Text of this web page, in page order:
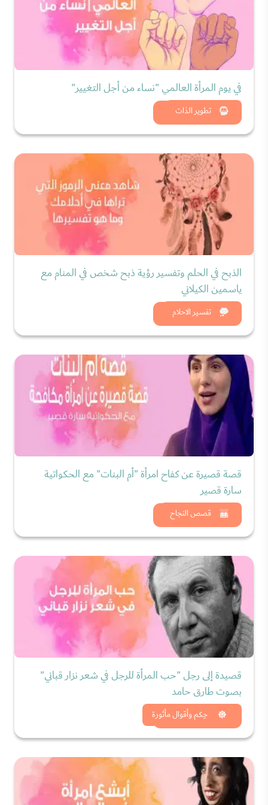
تطوير الذات
في يوم المرأة العالمي "نساء من أجل التغيير"
شاهد الان
تفسير الاحلام
الذبح في الحلم وتفسير رؤية ذبح شخص في المنام مع
ياسمين الكيلاني
شاهد الان
قصص النجاح
قصة قصيرة عن كفاح امرأة "أم البنات" مع الحكواتية
سارة قصير
شاهد الان
حِكم وأقوال مأثورة
قصيدة إلى رجل "حب المرأة للرجل في شعر نزار قباني"
بصوت طارق حامد
شاهد الان